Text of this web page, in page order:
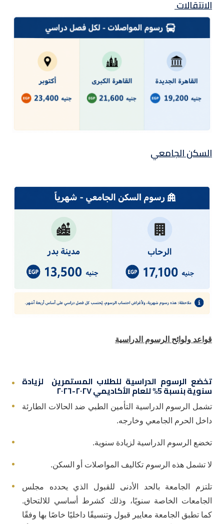
الانتقالات
السكن الجامعي
قواعد ولوائح الرسوم الدراسية
تخضع الرسوم الدراسية للطلاب المستمرين لزيادة
سنوية بنسبة 5% للعام الأكاديمي ٢٠٢٧-٢٠٢٦
تشمل الرسوم الدراسية التأمين الطبي ضد الحالات الطارئة
داخل الحرم الجامعي وخارجه.
تخضع الرسوم الدراسية لزيادة سنوية.
لا تشمل هذه الرسوم تكاليف المواصلات أو السكن.
تلتزم الجامعة بالحد الأدنى للقبول الذي يحدده مجلس
الجامعات الخاصة سنويًا، وذلك كشرط أساسي للالتحاق.
كما تطبق الجامعة معايير قبول وتنسيقًا داخليًا خاصًا بها وفقًا